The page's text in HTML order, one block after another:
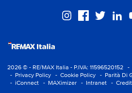
2026 © - RE/MAX Italia - P.IVA: 11596520152
-
- Privacy Policy
- Cookie Policy - Parità Di
- iConnect
- MAXimizer - Intranet -